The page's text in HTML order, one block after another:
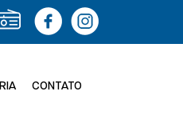
CONTATO